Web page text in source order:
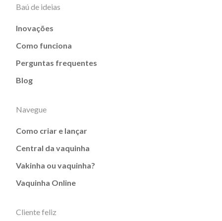
Baú de ideias
Inovações
Como funciona
Perguntas frequentes
Blog
Navegue
Como criar e lançar
Central da vaquinha
Vakinha ou vaquinha?
Vaquinha Online
Cliente feliz